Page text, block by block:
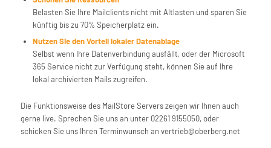
Belasten Sie Ihre Mailclients nicht mit Altlasten und sparen Sie
künftig bis zu 70% Speicherplatz ein.
Nutzen Sie den Vorteil lokaler Datenablage
Selbst wenn Ihre Datenverbindung ausfällt, oder der Microsoft
365 Service nicht zur Verfügung steht, können Sie auf Ihre
lokal archivierten Mails zugreifen.
Die Funktionsweise des MailStore Servers zeigen wir Ihnen auch
gerne live. Sprechen Sie uns an unter 02261 9155050, oder
schicken Sie uns Ihren Terminwunsch an vertrieb@oberberg.net